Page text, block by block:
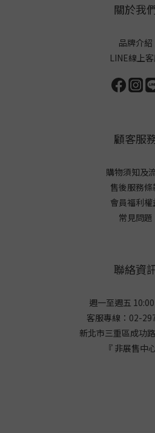
關於我
品牌介紹
LINE線上
顧客服
購物須知及
售後服務條
會員福利權
常見問題
聯絡資
週一至週五
客服專線：02-
新北市三重區成功
『 非展售中